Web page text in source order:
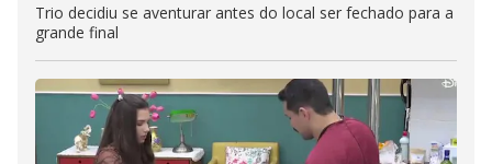
Trio decidiu se aventurar antes do local ser fechado para a
grande final